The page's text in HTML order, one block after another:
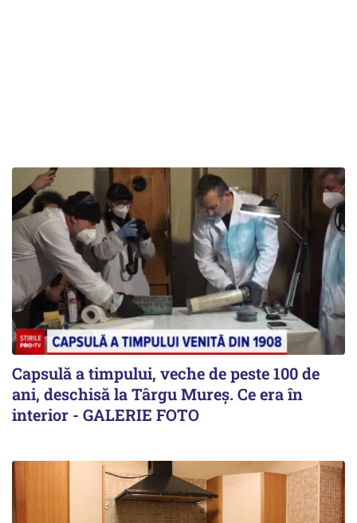
Capsulă a timpului, veche de peste 100 de
ani, deschisă la Târgu Mureș. Ce era în
interior - GALERIE FOTO